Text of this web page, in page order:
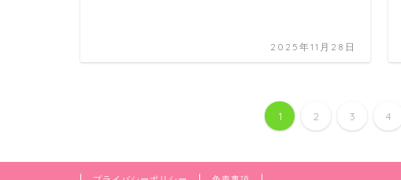
2025年11月28日
1 2 3 4